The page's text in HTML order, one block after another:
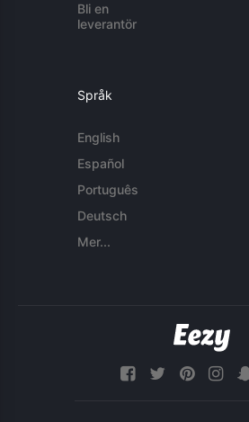
Bli en
leverantör
Språk
English
Español
Português
Deutsch
Mer...